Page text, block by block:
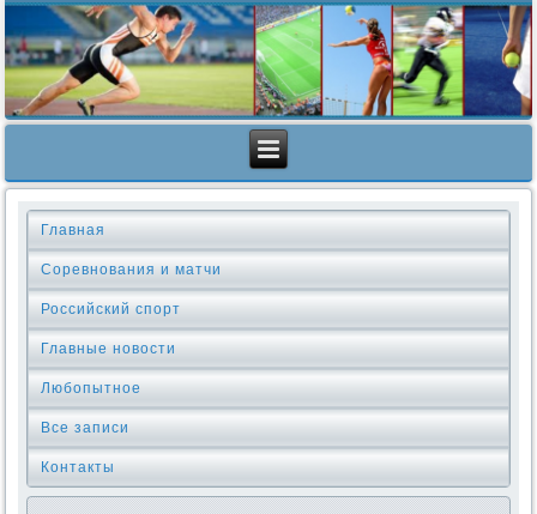
Главная
Соревнования и матчи
Российский спорт
Главные новости
Любопытное
Все записи
Контакты